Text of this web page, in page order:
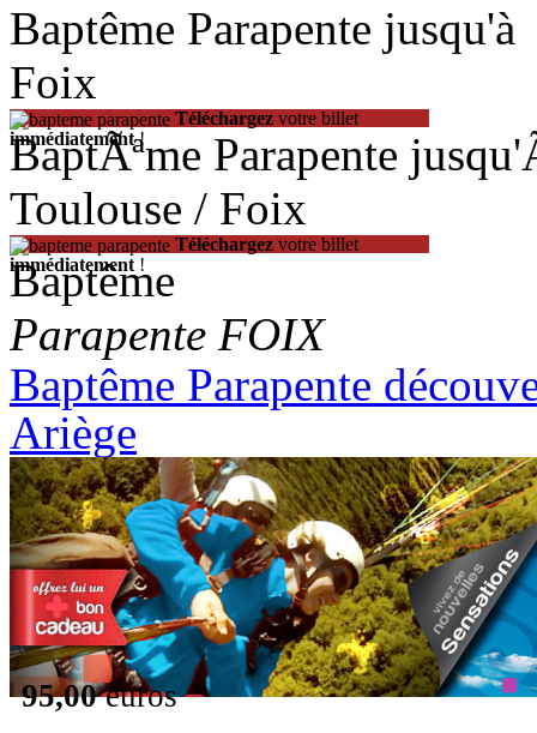
Baptême Parapente
Foix
Téléchargez votre billet
immédiatement!
BaptÃªme Parapente
Toulouse / Foix
Téléchargez votre billet
immédiatement !
Baptême
Parapente FOIX
Baptême Parapente
Ariège
95,00euros